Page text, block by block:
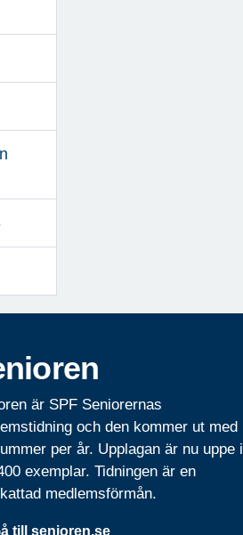
är SPF Seniorernas
och den kommer ut med
per år. Upplagan är nu uppe i
exemplar. Tidningen är en
medlemsförmån.
till senioren.se